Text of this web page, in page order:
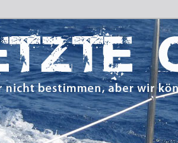
aber wir können die Segel richten.